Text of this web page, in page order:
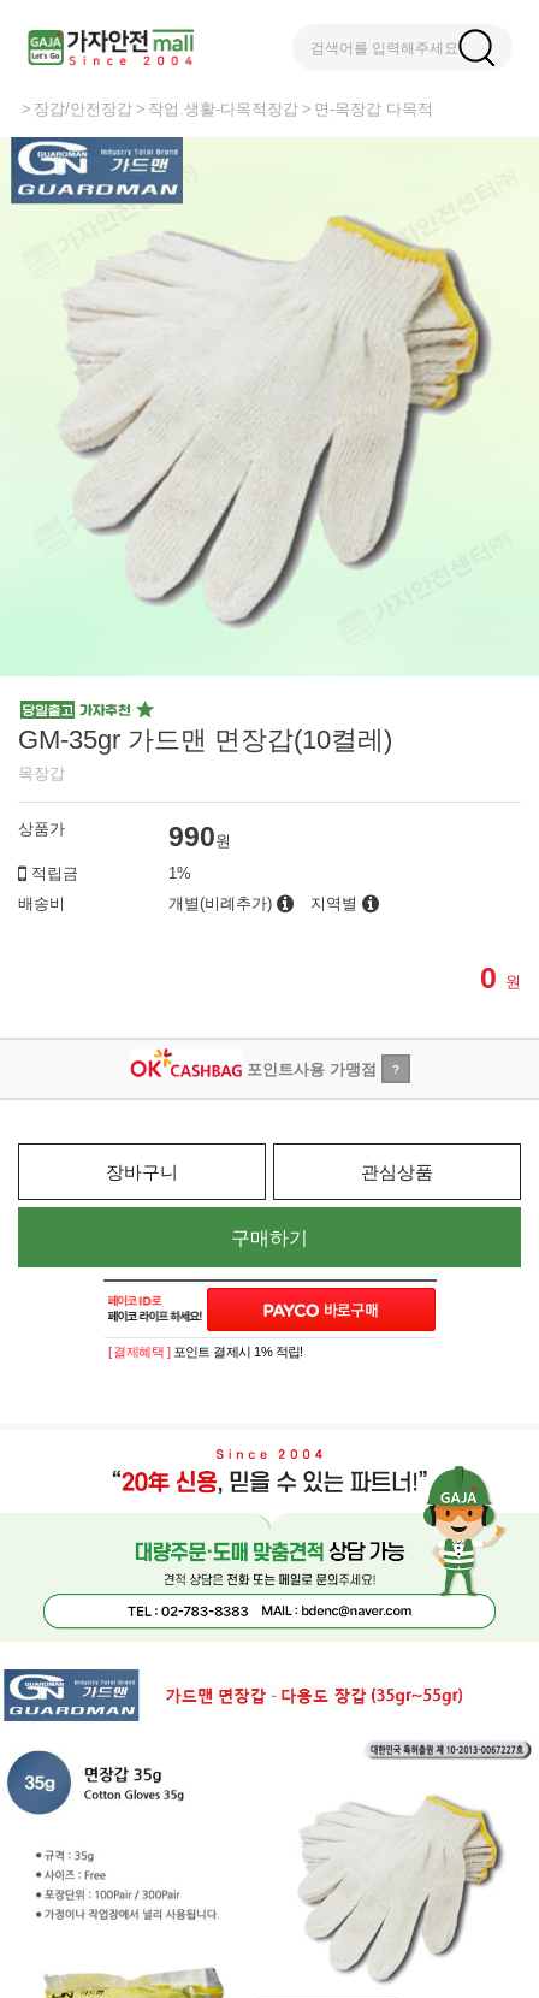
검색어를 입력해주세요
장갑/안전장갑 작업.생활-다목적장갑 면-목장갑 다목적
GM-35gr 가드맨 면장갑(10켤레)
목장갑
상품가 990원
적립금
1%
배송비
개별(비례추가) 지역별
0 원
포인트사용 가맹점 ?
장바구니 관심상품
구매하기
페이코 ID로 페
PAYCO 바로구매
[ 결제혜택 ] 포인트 결제시 1% 적립!